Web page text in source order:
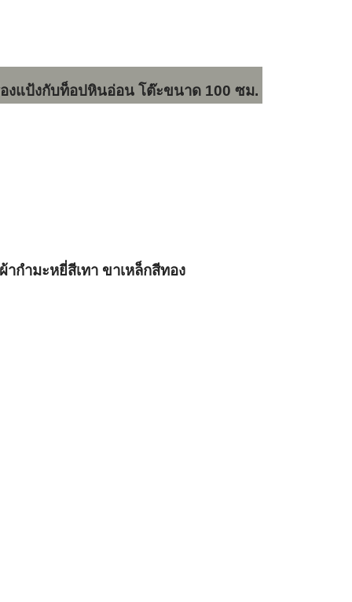
งแป้งกับท็อปหินอ่อน โต๊ะขนาด 100 ซม.
ากำมะหยี่สีเทา ขาเหล็กสีทอง